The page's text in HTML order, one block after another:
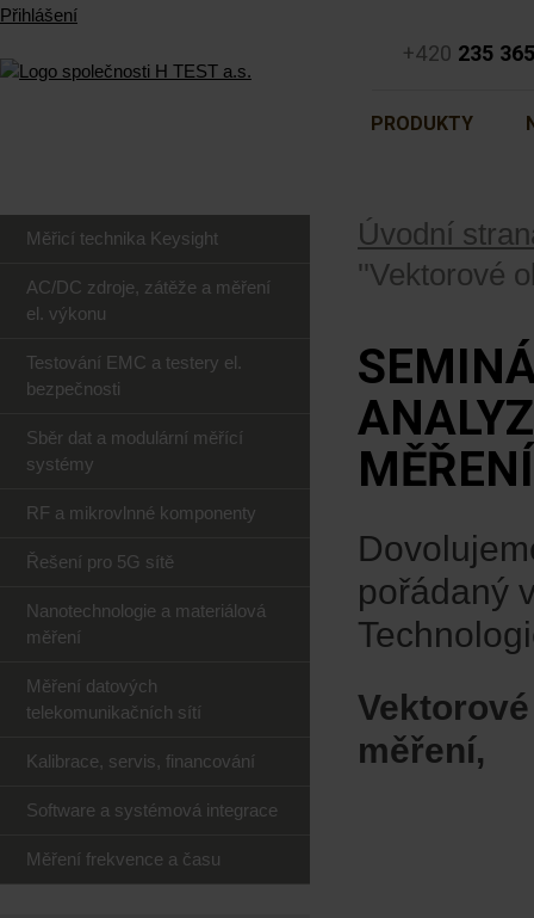
+420 235
PRODUKTY
Přihlášení
Úvodní
''Vektorové
pořádaný
měření,
Měřicí technika Keysight
AC/DC zdroje, zátěže a měření
el. výkonu
Testování EMC a testery el.
bezpečnosti
Sběr dat a modulární měřící
systémy
RF a mikrovlnné komponenty
Řešení pro 5G sítě
Nanotechnologie a materiálová
měření
Měření datových
telekomunikačních sítí
Kalibrace, servis, financování
Software a systémová integrace
Měření frekvence a času